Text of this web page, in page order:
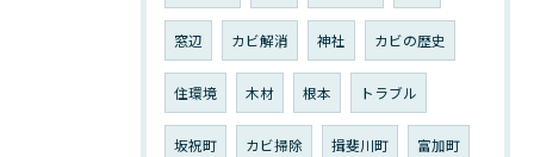
窓辺 カビ解消 神社 カビの歴史
住環境 木材 根本 トラブル
坂祝町 カビ掃除 揖斐川町 富加町